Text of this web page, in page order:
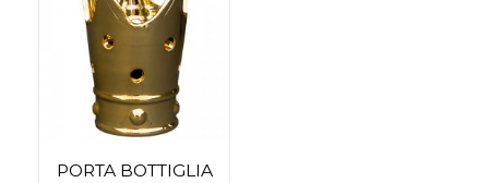
PORTA BOTTIGLIA